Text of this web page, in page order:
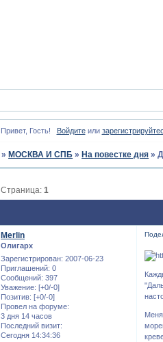
Привет, Гость! Войдитеили
» МОСКВА И СПБ » На повестке дня »
Страница:1
Merlin
Олигарх
Зарегистрирован: 2007-06-23
Приглашений: 0
Сообщений: 397
Уважение: [+0/-0]
Позитив: [+0/-0]
Провел на форуме:
3 дня 14 часов
Последний визит:
Сегодня 14:34:36
Меня